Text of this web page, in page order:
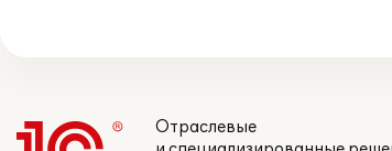
Отраслевые